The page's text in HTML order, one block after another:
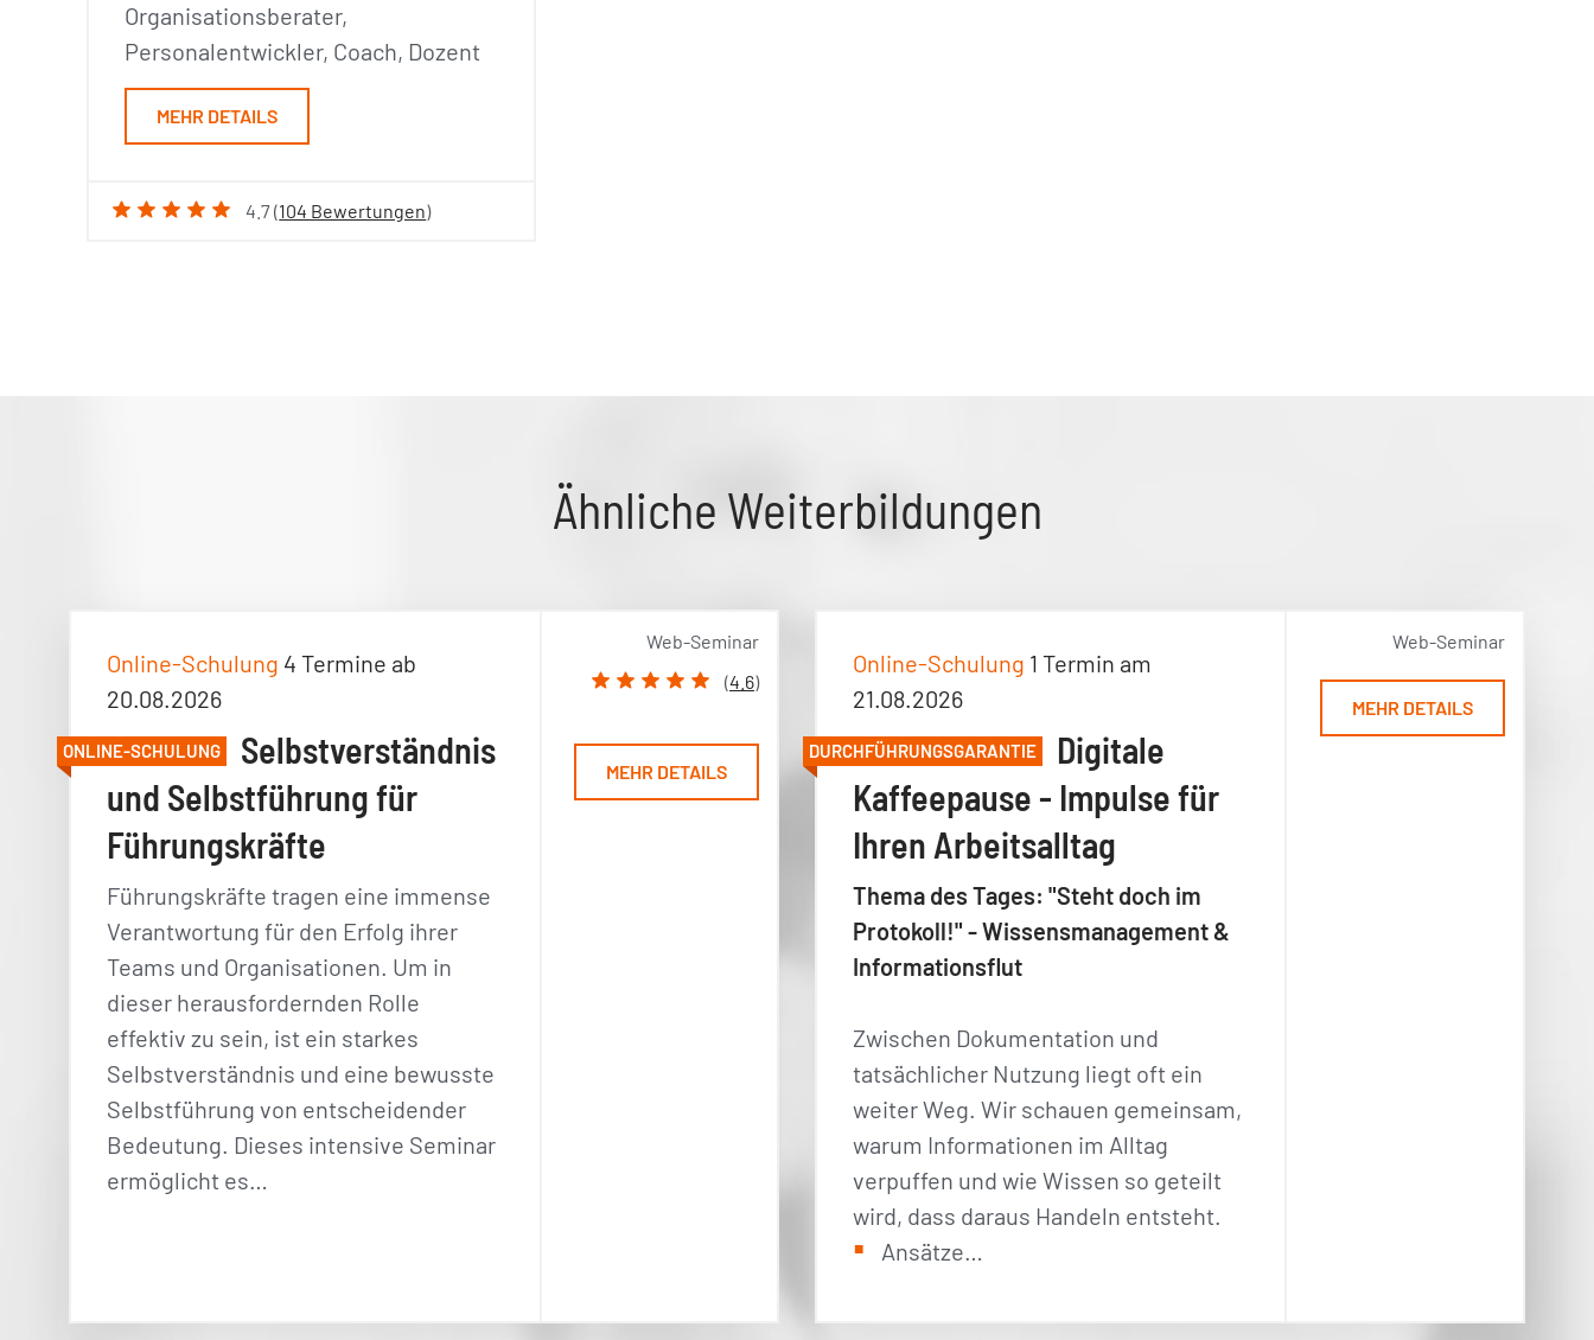
Organisationsberater,
Personalentwickler, Coach, Dozent
MEHR DETAILS
4.7 (104 Bewertungen)
Ähnliche Weiterbildungen
Online-Schulung 4 Termine ab
20.08.2026
ONLINE-SCHULUNG
Selbstverständnis
und Selbstführung für
Führungskräfte
Führungskräfte tragen eine immense
Verantwortung für den Erfolg ihrer
Teams und Organisationen. Um in
dieser herausfordernden Rolle
effektiv zu sein, ist ein starkes
Selbstverständnis und eine bewusste
Selbstführung von entscheidender
Bedeutung. Dieses intensive Seminar
ermöglicht es…
Web-Seminar
(4.6)
MEHR DETAILS
Online-Schulung 1 Termin am
21.08.2026
DURCHFÜHRUNGSGARANTIE
Digitale
Kaffeepause - Impulse für
Ihren Arbeitsalltag
Thema des Tages: "Steht doch im
Protokoll!" - Wissensmanagement &
Informationsflut
Zwischen Dokumentation und
tatsächlicher Nutzung liegt oft ein
weiter Weg. Wir schauen gemeinsam,
warum Informationen im Alltag
verpuffen und wie Wissen so geteilt
wird, dass daraus Handeln entsteht.
Ansätze…
Web-Seminar
MEHR DETAILS